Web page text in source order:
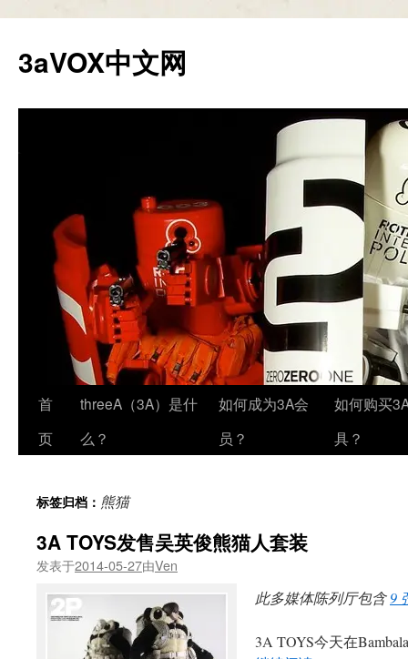
正
文
3aVOX中文网
首
页
threeA（3A）是什
么？
如何成为3A会
员？
如何购买
具？
标签归档： 熊猫
3A TOYS发售吴英俊熊猫人套装
发表于2014-05-27由Ven
此多媒体陈列厅包含9
3A TOYS今天在